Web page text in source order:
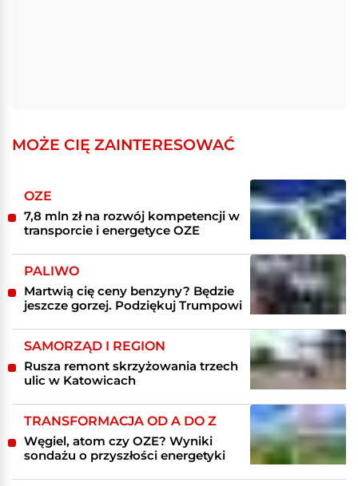
MOŻE CIĘ ZAINTERESOWAĆ
OZE
7,8 mln zł na rozwój kompetencji w
transporcie i energetyce OZE
PALIWO
Martwią cię ceny benzyny? Będzie
jeszcze gorzej. Podziękuj Trumpowi
SAMORZĄD I REGION
Rusza remont skrzyżowania trzech
ulic w Katowicach
TRANSFORMACJA OD A DO Z
Węgiel, atom czy OZE? Wyniki
sondażu o przyszłości energetyki